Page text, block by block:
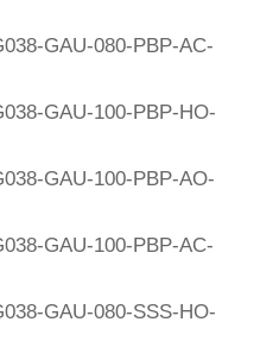
GAU-080-PBP-AC-
GAU-100-PBP-HO-
GAU-100-PBP-AO-
GAU-100-PBP-AC-
GAU-080-SSS-HO-